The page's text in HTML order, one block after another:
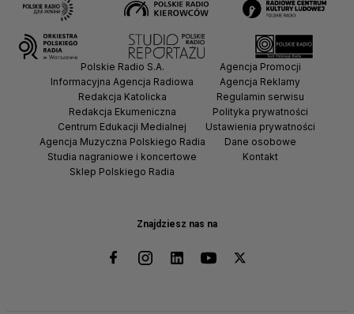
Znajdziesz nas na
Polskie Radio S.A.
Informacyjna Agencja Radiowa
Redakcja Katolicka
Redakcja Ekumeniczna
Centrum Edukacji Medialnej
Agencja Muzyczna Polskiego Radia
Studia nagraniowe i koncertowe
Sklep Polskiego Radia
Agencja Promocji
Agencja Reklamy
Regulamin serwisu
Polityka prywatności
Ustawienia prywatności
Dane osobowe
Kontakt